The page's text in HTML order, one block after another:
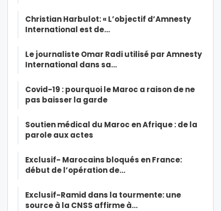
Christian Harbulot: « L’objectif d’Amnesty
International est de…
Le journaliste Omar Radi utilisé par Amnesty
International dans sa…
Covid-19 : pourquoi le Maroc a raison de ne
pas baisser la garde
Soutien médical du Maroc en Afrique : de la
parole aux actes
Exclusif- Marocains bloqués en France:
début de l’opération de…
Exclusif-Ramid dans la tourmente: une
source à la CNSS affirme à…